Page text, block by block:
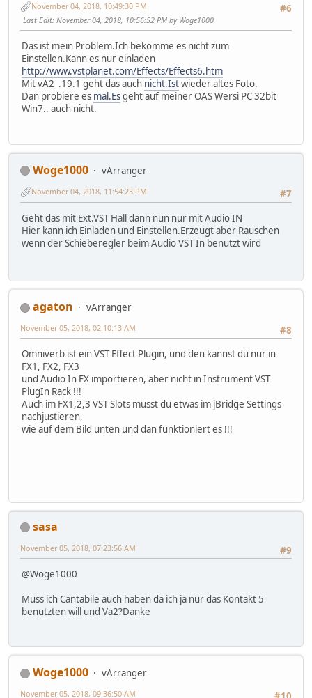
#6
November 04, 2018, 10:49:30 PM
Last Edit: November 04, 2018, 10:56:52 PM by Woge1000
Das ist mein Problem.Ich bekomme es nicht zum
Einstellen.Kann es nur einladen
http://www.vstplanet.com/Effects/Effects6.htm
Mit vA2 .19.1 geht das auch nicht.Istwieder altes Foto.
Dan probiere es mal.Esgeht auf meiner OAS Wersi PC 32bit
Win7.. auch nicht.
Woge1000
vArranger
#7
November 04, 2018, 11:54:23 PM
Geht das mit Ext.VST Hall dann nun nur mit Audio IN
Hier kann ich Einladen und Einstellen.Erzeugt aber Rauschen
wenn der Schieberegler beim Audio VST In benutzt wird
agaton
vArranger
#8
November 05, 2018, 02:10:13 AM
Omniverb ist ein VST Effect Plugin, und den kannst du nur in
FX1, FX2, FX3
und Audio In FX importieren, aber nicht in Instrument VST
PlugIn Rack !!!
Auch im FX1,2,3 VST Slots musst du etwas im jBridge Settings
nachjustieren,
wie auf dem Bild unten und dan funktioniert es !!!
sasa
#9
November 05, 2018, 07:23:56 AM
@Woge1000
Muss ich Cantabile auch haben da ich ja nur das Kontakt 5
benutzten will und Va2?Danke
Woge1000
vArranger
November 05, 2018, 09:36:50 AM